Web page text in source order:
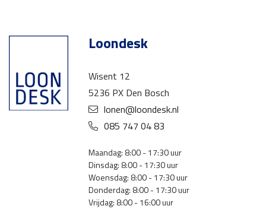
Loondesk
Wisent 12
5236 PX Den Bosch
lonen@loondesk.nl
085 747 04 83
Maandag: 8:00 - 17:30 uur
Dinsdag: 8:00 - 17:30 uur
Woensdag: 8:00 - 17:30 uur
Donderdag: 8:00 - 17:30 uur
Vrijdag: 8:00 - 16:00 uur